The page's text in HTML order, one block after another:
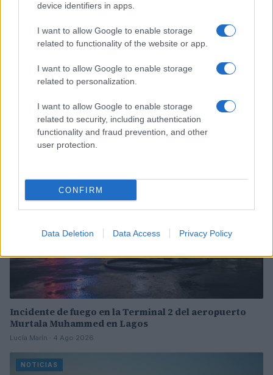
device identifiers in apps.
I want to allow Google to enable storage
related to functionality of the website or app.
I want to allow Google to enable storage
related to personalization.
I want to allow Google to enable storage
related to security, including authentication
functionality and fraud prevention, and other
user protection.
CONFIRM
Data Deletion Data Access Privacy Policy
Sigue leyendo
Incidente de fuego en la Terminal 2 del aeropuerto
Murtala Muhammed en Lagos
Lucía Marín · 4 Ago 2026
NOTICIAS